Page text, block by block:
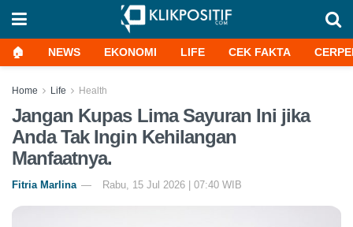
🏠 NEWS EKONOMI LIFE CEK FAKTA
Home Life Health
Jangan Kupas Lima Sayuran Ini jika
Anda Tak Ingin Kehilangan
Manfaatnya.
Fitria Marlina Rabu, 15 Jul 2026 | 07:40 WIB